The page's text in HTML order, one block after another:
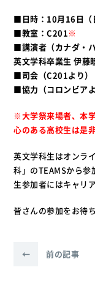
■日時：10月16日
■教室：C201 ※
■講演者（カナダ・
英文学科卒業生 伊藤
■司会（C201より
■協力（コロンビア
※大学祭来場者、本
心のある高校生は是
英文学科生はオンラ
科」のTEAMSから
生参加者にはキャリ
皆さんの参加をお待
← 前の記事